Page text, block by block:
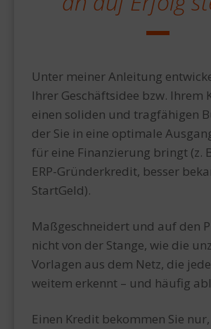
Unter meiner Anleitung
Ihrer Geschäftsidee bzw. Ihrem
einen soliden und tragfähigen
der Sie in eine optimale
für eine Finanzierung bringt (z.
ERP-Gründerkredit, besser
StartGeld).
Maßgeschneidert und auf den
nicht von der Stange, wie die
Vorlagen aus dem Netz, die
weitem erkennt – und häufig
Einen Kredit bekommen Sie